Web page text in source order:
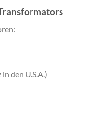
den U.S.A.)